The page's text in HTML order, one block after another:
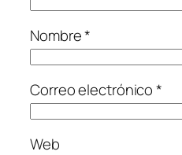
Nombre*
Correo electrónico*
Web